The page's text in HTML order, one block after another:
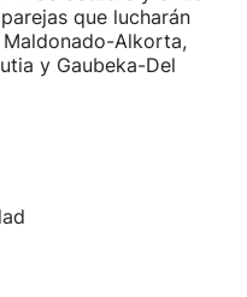
que lucharán
Alkorta,
y Gaubeka-Del